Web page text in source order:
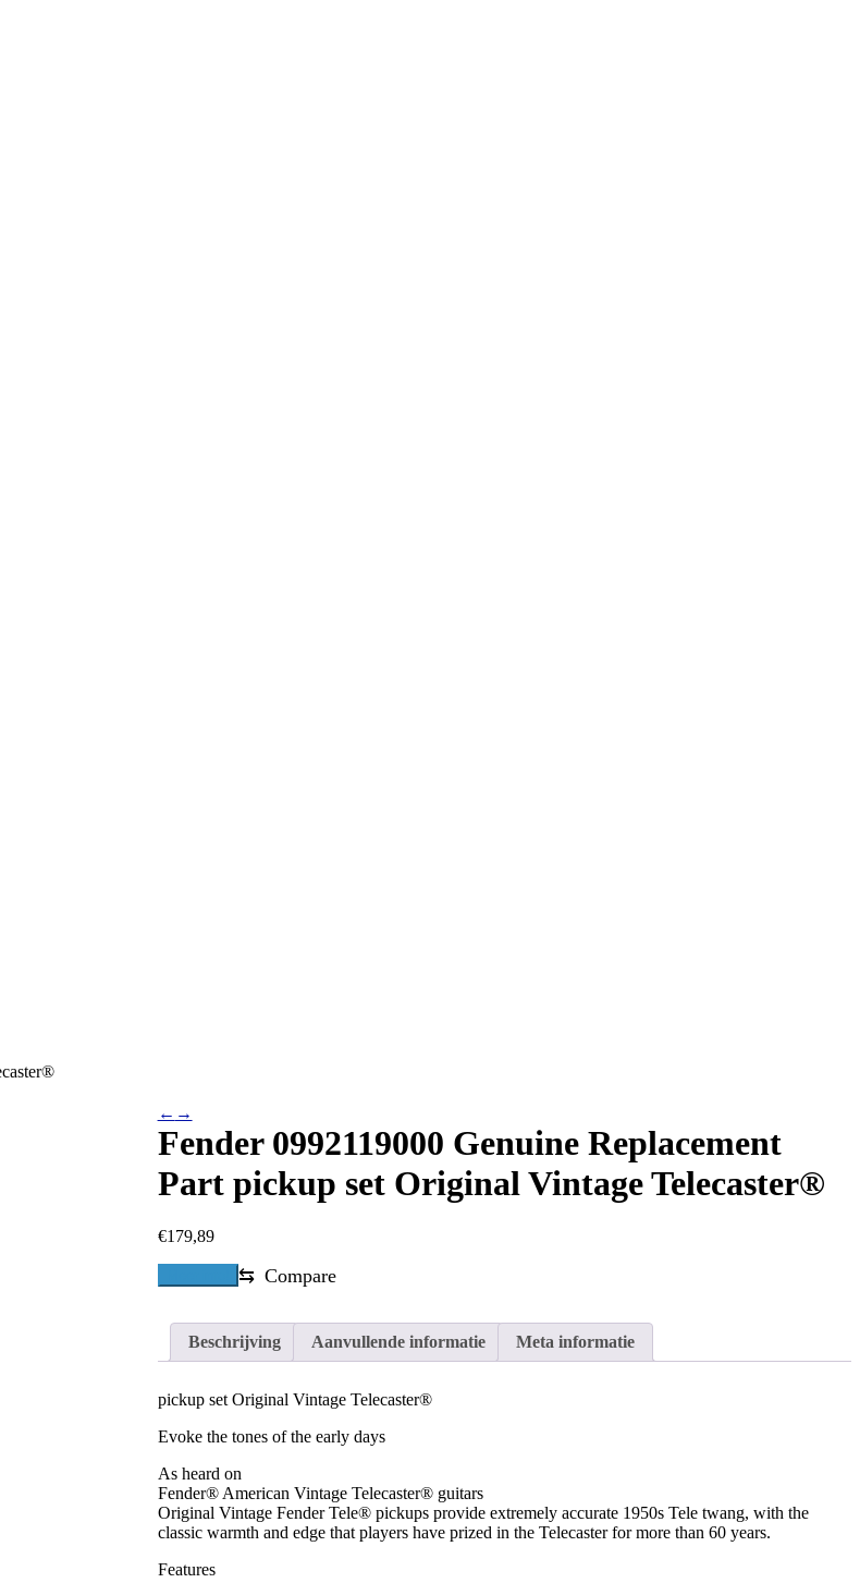
← →
Fender 0992119000 Genuine Replacement
Part pickup set Original Vintage Telecaster®
€179,89
⇆ Compare
Beschrijving Aanvullende informatie Meta informatie
pickup set Original Vintage Telecaster®
Evoke the tones of the early days
As heard on
Fender® American Vintage Telecaster® guitars
Original Vintage Fender Tele® pickups provide extremely accurate 1950s Tele twang, with the
classic warmth and edge that players have prized in the Telecaster for more than 60 years.
Features